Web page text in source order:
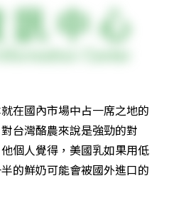
在國內市場中占一席之地的
台灣酪農來說是強勁的對
個人覺得，美國乳如果用低
的鮮奶可能會被國外進口的